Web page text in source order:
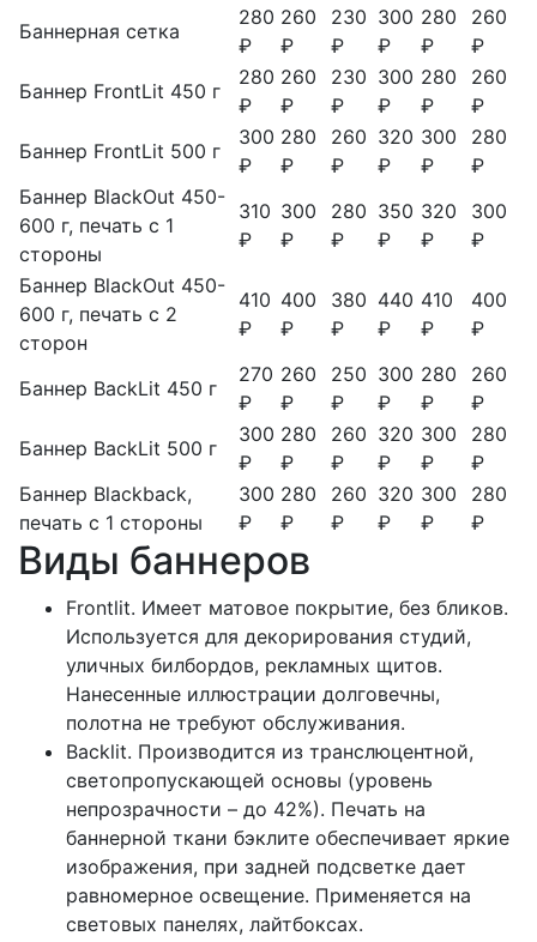
Баннерная сетка
280
₽
260
₽
230
₽
300
₽
280
₽
260
₽
Баннер FrontLit 450 г
280
₽
260
₽
230
₽
300
₽
280
₽
260
₽
Баннер FrontLit 500 г
300
₽
280
₽
260
₽
320
₽
300
₽
280
₽
Баннер BlackOut 450-
600 г, печать с 1
стороны
310
₽
300
₽
280
₽
350
₽
320
₽
300
₽
Баннер BlackOut 450-
600 г, печать с 2
сторон
410
₽
400
₽
380
₽
440
₽
410
₽
400
₽
Баннер BackLit 450 г
270
₽
260
₽
250
₽
300
₽
280
₽
260
₽
Баннер BackLit 500 г
300
₽
280
₽
260
₽
320
₽
300
₽
280
₽
Баннер Blackback,
печать с 1 стороны
300
₽
280
₽
260
₽
320
₽
300
₽
280
₽
Виды баннеров
Frontlit. Имеет матовое покрытие, без бликов.
Используется для декорирования студий,
уличных билбордов, рекламных щитов.
Нанесенные иллюстрации долговечны,
полотна не требуют обслуживания.
Backlit. Производится из транслюцентной,
светопропускающей основы (уровень
непрозрачности – до 42%). Печать на
баннерной ткани бэклите обеспечивает яркие
изображения, при задней подсветке дает
равномерное освещение. Применяется на
световых панелях, лайтбоксах.